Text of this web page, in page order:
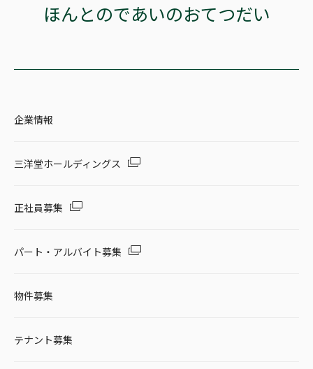
ほんとのであいのおてつだい
企業情報
三洋堂ホールディングス
正社員募集
パート・アルバイト募集
物件募集
テナント募集